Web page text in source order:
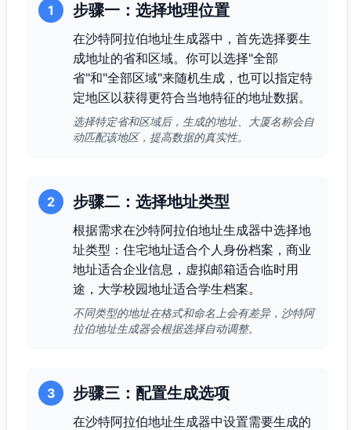
1 步骤一：选择地理位置
在沙特阿拉伯地址生成器中，首先选择要生
成地址的省和区域。你可以选择"全部
省"和"全部区域"来随机生成，也可以指定特
定地区以获得更符合当地特征的地址数据。
选择特定省和区域后，生成的地址、大厦名称会自
动匹配该地区，提高数据的真实性。
2 步骤二：选择地址类型
根据需求在沙特阿拉伯地址生成器中选择地
址类型：住宅地址适合个人身份档案，商业
地址适合企业信息，虚拟邮箱适合临时用
途，大学校园地址适合学生档案。
不同类型的地址在格式和命名上会有差异，沙特阿
拉伯地址生成器会根据选择自动调整。
3 步骤三：配置生成选项
在沙特阿拉伯地址生成器中设置需要生成的